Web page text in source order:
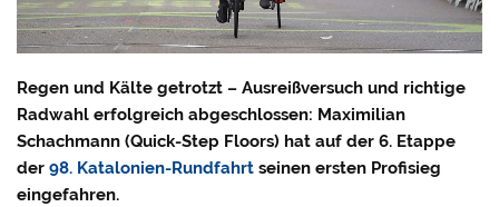
Regen und Kälte getrotzt – Ausreißversuch und richtige
Radwahl erfolgreich abgeschlossen: Maximilian
Schachmann (Quick-Step Floors) hat auf der 6. Etappe
der98. Katalonien-Rundfahrt seinen ersten Profisieg
eingefahren.